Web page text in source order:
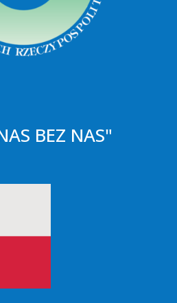
BEZ NAS"